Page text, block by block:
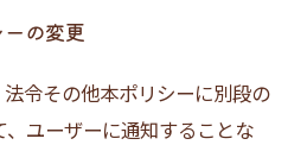
の変更
令その他本ポリシーに別段の
ユーザーに通知することな